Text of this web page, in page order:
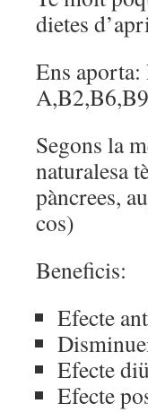
dietes
Ens
Segons la
naturalesa
pàncrees,
cos)
Beneficis:
Efecte
Efecte
Efecte